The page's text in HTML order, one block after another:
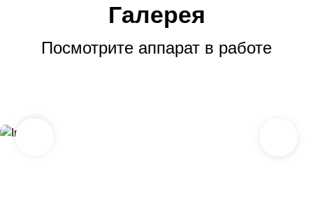
Галерея
Посмотрите аппарат в работе